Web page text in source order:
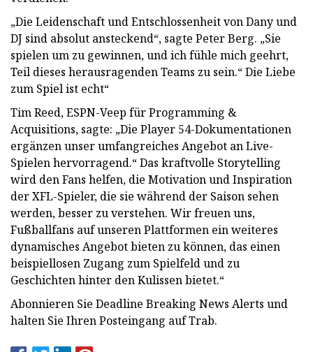
„Die Leidenschaft und Entschlossenheit von Dany und
DJ sind absolut ansteckend“, sagte Peter Berg. „Sie
spielen um zu gewinnen, und ich fühle mich geehrt,
Teil dieses herausragenden Teams zu sein.“ Die Liebe
zum Spiel ist echt“
Tim Reed, ESPN-Veep für Programming &
Acquisitions, sagte: „Die Player 54-Dokumentationen
ergänzen unser umfangreiches Angebot an Live-
Spielen hervorragend.“ Das kraftvolle Storytelling
wird den Fans helfen, die Motivation und Inspiration
der XFL-Spieler, die sie während der Saison sehen
werden, besser zu verstehen. Wir freuen uns,
Fußballfans auf unseren Plattformen ein weiteres
dynamisches Angebot bieten zu können, das einen
beispiellosen Zugang zum Spielfeld und zu
Geschichten hinter den Kulissen bietet.“
Abonnieren Sie Deadline Breaking News Alerts und
halten Sie Ihren Posteingang auf Trab.